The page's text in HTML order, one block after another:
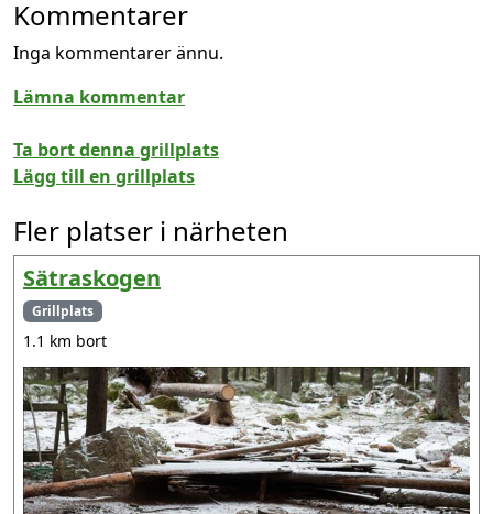
Kommentarer
Inga kommentarer ännu.
Lämna kommentar
Ta bort denna grillplats
Lägg till en grillplats
Fler platser i närheten
Sätraskogen
Grillplats
1.1 km bort